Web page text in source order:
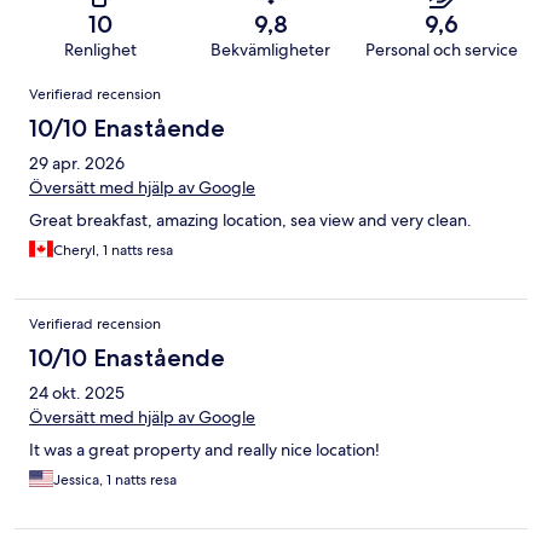
10
Renlighet
9,8
Bekvämligheter
9,6
Personal och service
Recensioner
Verifierad recension
10/10 Enastående
29 apr. 2026
Översätt med hjälp av Google
Great breakfast, amazing location, sea view and very clean.
Cheryl, 1 natts resa
Verifierad recension
10/10 Enastående
24 okt. 2025
Översätt med hjälp av Google
It was a great property and really nice location!
Jessica, 1 natts resa